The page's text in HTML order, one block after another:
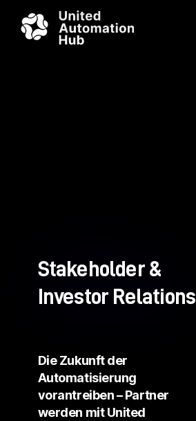
Stakeholder &
Investor Relations
Die Zukunft der
Automatisierung
vorantreiben – Partner
werden mit United